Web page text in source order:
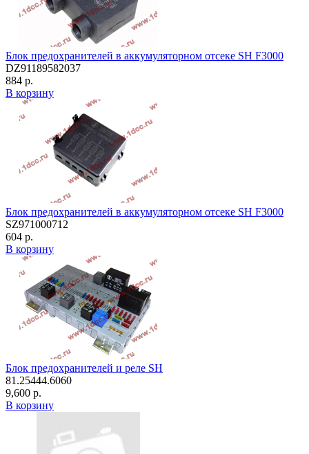
Блок предохранителей в аккумуляторном отсеке SH F3000
DZ91189582037
884 р.
В корзину
Блок предохранителей в аккумуляторном отсеке SH F3000
SZ971000712
604 р.
В корзину
Блок предохранителей и реле SH
81.25444.6060
9,600 р.
В корзину